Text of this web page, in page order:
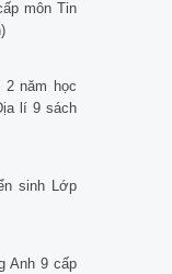
môn Tin
năm học
lí 9 sách
sinh Lớp
Anh 9 cấp